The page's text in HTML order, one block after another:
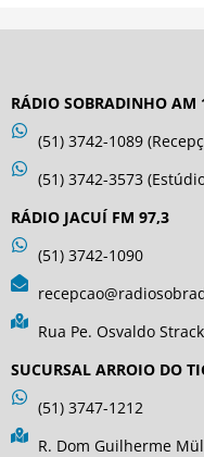
RÁDIO SOBRADINHO AM
(51) 3742-1089
(51) 3742-3573
RÁDIO JACUÍ FM 97,3
(51) 3742-1090
Rua Pe. Osvaldo
SUCURSAL ARROIO DO
(51) 3747-1212
R. Dom Guilherme